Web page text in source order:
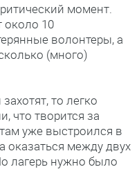
момент.
около 10
волонтеры, а
(много)
то легко
что творится за
уже выстроился в
оказаться между двух
лагерь нужно было